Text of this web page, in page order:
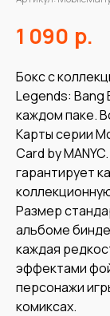
1 090 р.
Бокс с
Legends: Bang
каждом паке.
Карты серии
Card by
гарантирует
Размер
альбоме
каждая
эффектами
персонажи
комиксах.